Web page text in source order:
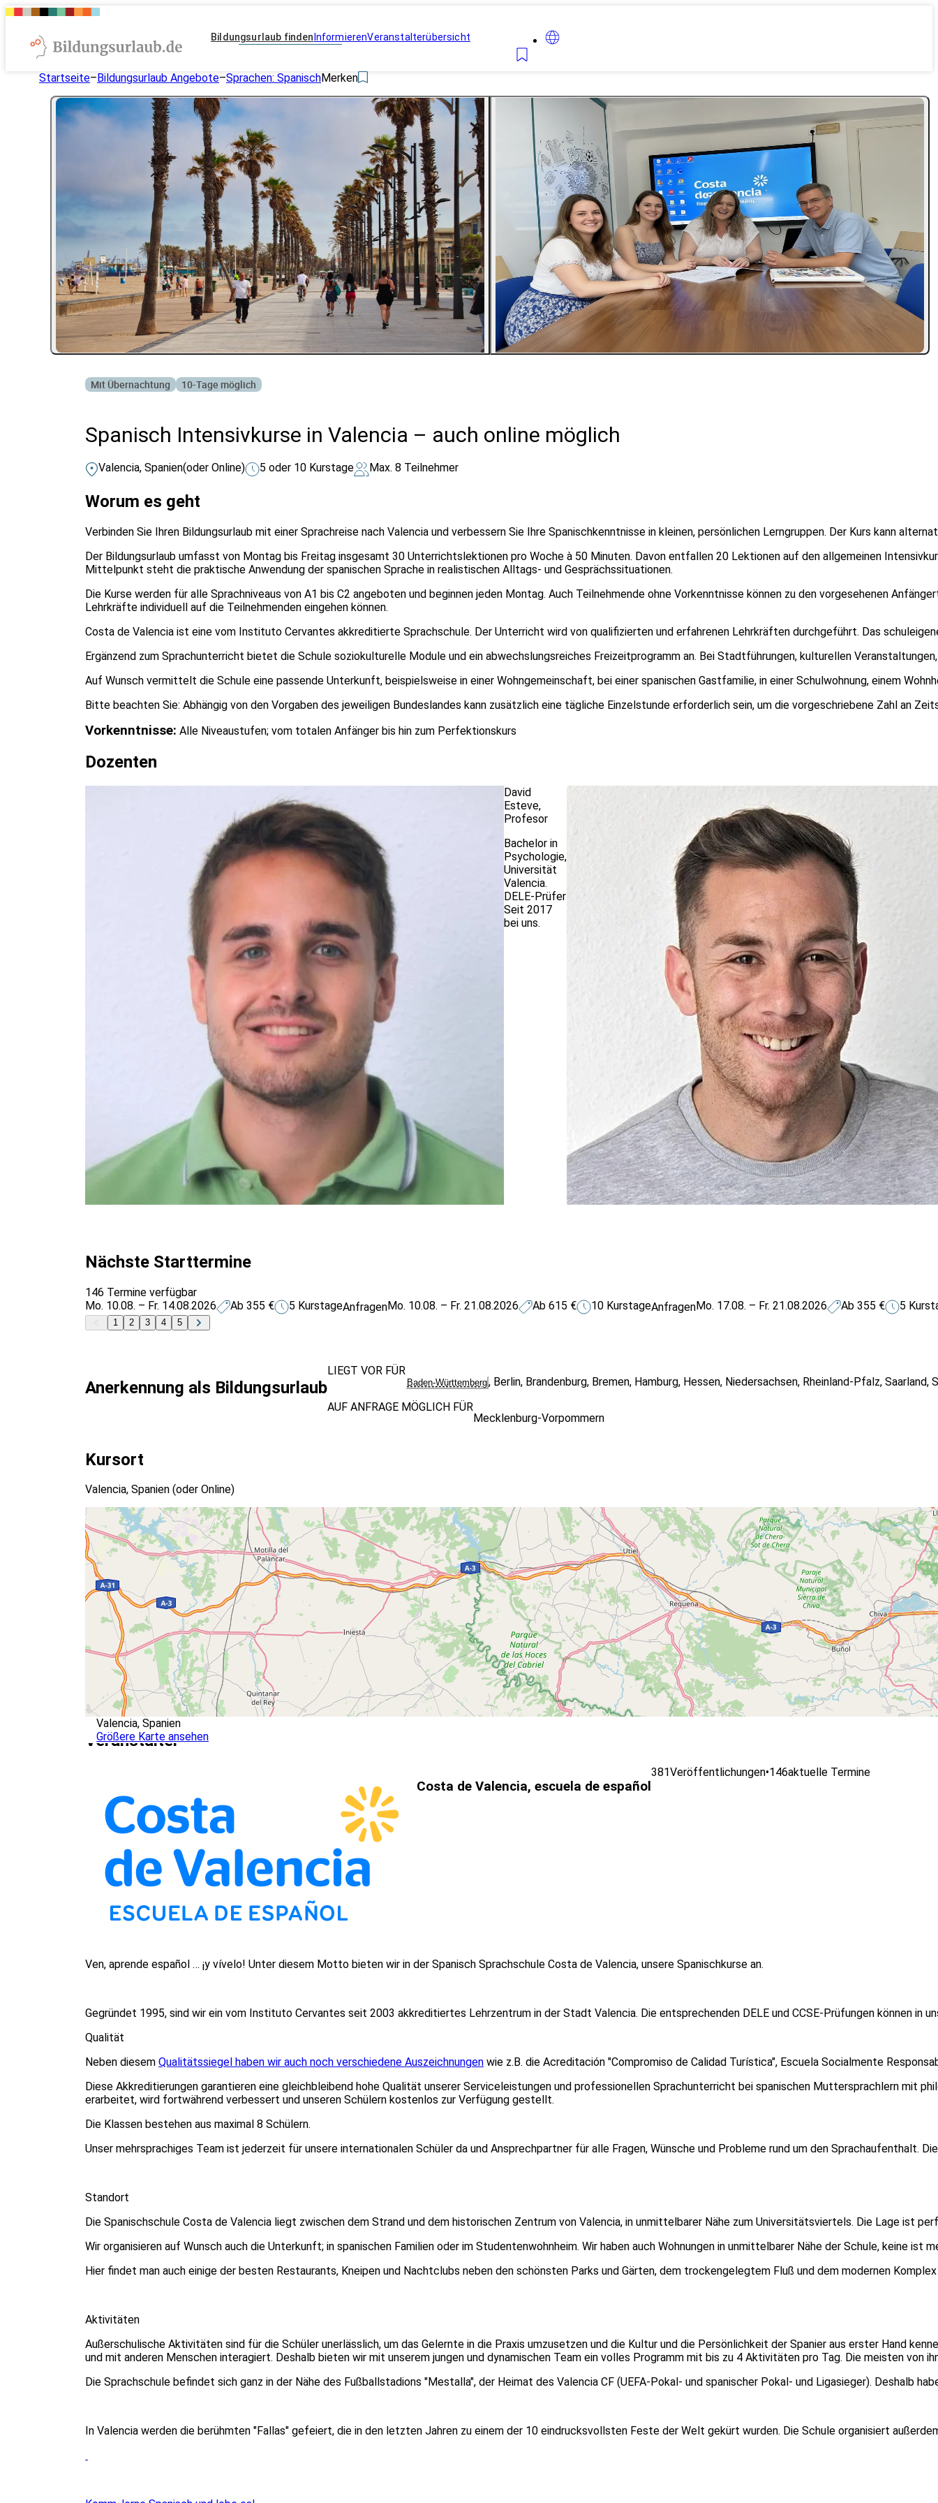
Bildungsurlaub finden InformierenVeranstalterübersicht
Startseite–Bildungsurlaub Angebote–Sprachen: SpanischMerken
Mit Übernachtung 10-Tage möglich
Spanisch Intensivkurse in Valencia – auch online möglich
Valencia, Spanien(oder Online) 5 oder 10 Kurstage Max. 8 Teilnehmer
Worum es geht
Verbinden Sie Ihren Bildungsurlaub mit einer Sprachreise nach Valencia und verbessern Sie Ihre Spanischkenntnisse in kleinen, persönlichen Lerngruppen. Der Kurs kann
Der Bildungsurlaub umfasst von Montag bis Freitag insgesamt 30 Unterrichtslektionen pro Woche à 50 Minuten. Davon entfallen 20 Lektionen auf den allgemeinen
Mittelpunkt steht die praktische Anwendung der spanischen Sprache in realistischen Alltags- und Gesprächssituationen.
Die Kurse werden für alle Sprachniveaus von A1 bis C2 angeboten und beginnen jeden Montag. Auch Teilnehmende ohne Vorkenntnisse können zu den vorgesehenen
Lehrkräfte individuell auf die Teilnehmenden eingehen können.
Costa de Valencia ist eine vom Instituto Cervantes akkreditierte Sprachschule. Der Unterricht wird von qualifizierten und erfahrenen Lehrkräften durchgeführt. Das
Ergänzend zum Sprachunterricht bietet die Schule soziokulturelle Module und ein abwechslungsreiches Freizeitprogramm an. Bei Stadtführungen, kulturellen
Auf Wunsch vermittelt die Schule eine passende Unterkunft, beispielsweise in einer Wohngemeinschaft, bei einer spanischen Gastfamilie, in einer Schulwohnung, einem
Bitte beachten Sie: Abhängig von den Vorgaben des jeweiligen Bundeslandes kann zusätzlich eine tägliche Einzelstunde erforderlich sein, um die vorgeschriebene Zahl an
Vorkenntnisse: Alle Niveaustufen; vom totalen Anfänger bis hin zum Perfektionskurs
Dozenten
David
Esteve,
Profesor
Bachelor in
Psychologie,
Universität
Valencia.
DELE-Prüfer
Seit 2017
bei uns.
Nächste Starttermine
146 Termine verfügbar
Mo. 10.08. – Fr. 14.08.2026
Ab 355 € 5 KurstageAnfragenMo. 10.08. – Fr. 21.08.2026 Ab 615 € 10 KurstageAnfragenMo. 17.08. – Fr. 21.08.2026 Ab 355 € 5
1 2 3 4 5
Anerkennung als Bildungsurlaub
LIEGT VOR FÜR
Baden-Württemberg, Berlin, Brandenburg, Bremen, Hamburg, Hessen, Niedersachsen, Rheinland-Pfalz, Saarland,
AUF ANFRAGE MÖGLICH FÜR
Mecklenburg-Vorpommern
Kursort
Valencia, Spanien (oder Online)
Valencia, Spanien
Größere Karte ansehen
Veranstalter
Costa de Valencia, escuela de español
381Veröffentlichungen•146aktuelle Termine
Ven, aprende español … ¡y vívelo! Unter diesem Motto bieten wir in der Spanisch Sprachschule Costa de Valencia, unsere Spanischkurse an.
Gegründet 1995, sind wir ein vom Instituto Cervantes seit 2003 akkreditiertes Lehrzentrum in der Stadt Valencia. Die entsprechenden DELE und CCSE-Prüfungen können in
Qualität
Neben diesem Qualitätssiegel haben wir auch noch verschiedene Auszeichnungen wie z.B. die Acreditación "Compromiso de Calidad Turística", Escuela Socialmente
Diese Akkreditierungen garantieren eine gleichbleibend hohe Qualität unserer Serviceleistungen und professionellen Sprachunterricht bei spanischen Muttersprachlern
erarbeitet, wird fortwährend verbessert und unseren Schülern kostenlos zur Verfügung gestellt.
Die Klassen bestehen aus maximal 8 Schülern.
Unser mehrsprachiges Team ist jederzeit für unsere internationalen Schüler da und Ansprechpartner für alle Fragen, Wünsche und Probleme rund um den Sprachaufenthalt.
Standort
Die Spanischschule Costa de Valencia liegt zwischen dem Strand und dem historischen Zentrum von Valencia, in unmittelbarer Nähe zum Universitätsviertels. Die Lage ist
Wir organisieren auf Wunsch auch die Unterkunft; in spanischen Familien oder im Studentenwohnheim. Wir haben auch Wohnungen in unmittelbarer Nähe der Schule, keine ist
Hier findet man auch einige der besten Restaurants, Kneipen und Nachtclubs neben den schönsten Parks und Gärten, dem trockengelegtem Fluß und dem modernen
Aktivitäten
Außerschulische Aktivitäten sind für die Schüler unerlässlich, um das Gelernte in die Praxis umzusetzen und die Kultur und die Persönlichkeit der Spanier aus erster Hand
und mit anderen Menschen interagiert. Deshalb bieten wir mit unserem jungen und dynamischen Team ein volles Programm mit bis zu 4 Aktivitäten pro Tag. Die meisten
Die Sprachschule befindet sich ganz in der Nähe des Fußballstadions "Mestalla", der Heimat des Valencia CF (UEFA-Pokal- und spanischer Pokal- und Ligasieger). Deshalb
In Valencia werden die berühmten "Fallas" gefeiert, die in den letzten Jahren zu einem der 10 eindrucksvollsten Feste der Welt gekürt wurden. Die Schule organisiert